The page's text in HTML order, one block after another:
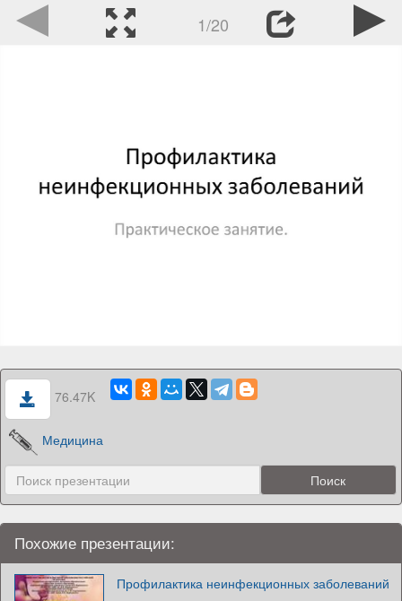
1/20
76.47K
Медицина
Похожие презентации:
Профилактика неинфекционных заболеваний